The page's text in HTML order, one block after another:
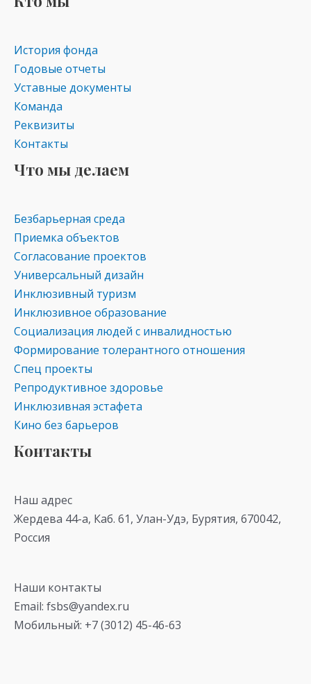
История фонда
Годовые отчеты
Уставные документы
Команда
Реквизиты
Контакты
Что мы делаем
Безбарьерная среда
Приемка объектов
Согласование проектов
Универсальный дизайн
Инклюзивный туризм
Инклюзивное образование
Социализация людей с инвалидностью
Формирование толерантного отношения
Спец проекты
Репродуктивное здоровье
Инклюзивная эстафета
Кино без барьеров
Контакты
Наш адрес
Жердева 44-а, Каб. 61, Улан-Удэ, Бурятия, 670042,
Россия
Наши контакты
Email: fsbs@yandex.ru
Мобильный: +7 (3012) 45-46-63